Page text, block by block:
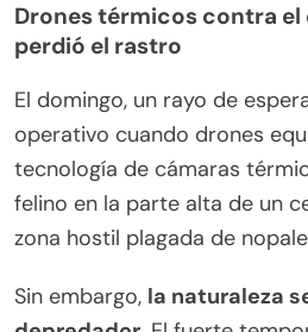
Drones térmicos contra el
perdió el rastro
El domingo, un rayo de
operativo cuando drones
tecnología de cámaras
felino en la parte alta de un
zona hostil plagada de
Sin embargo, la naturaleza